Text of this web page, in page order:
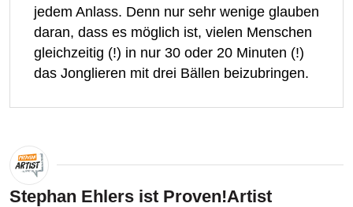
jedem Anlass. Denn nur sehr wenige glauben
daran, dass es möglich ist, vielen Menschen
gleichzeitig (!) in nur 30 oder 20 Minuten (!)
das Jonglieren mit drei Bällen beizubringen.
Stephan Ehlers ist Proven!Artist